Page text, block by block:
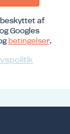
af
Googles
betingelser.